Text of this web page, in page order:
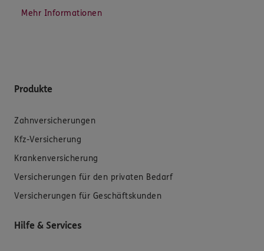
Mehr Informationen
Produkte
Zahnversicherungen
Kfz-Versicherung
Krankenversicherung
Versicherungen für den privaten Bedarf
Versicherungen für Geschäftskunden
Hilfe & Services